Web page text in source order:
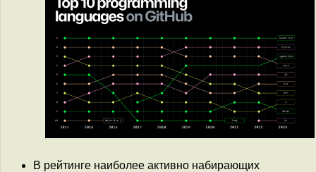
В рейтинге наиболее активно набирающих